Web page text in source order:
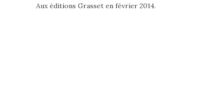
Aux éditions Grasset en février 2014.